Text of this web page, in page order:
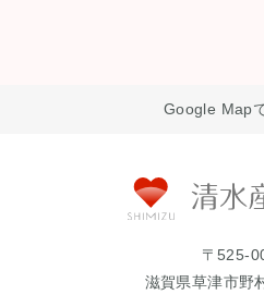
Google Map
〒525-
滋賀県草津市野